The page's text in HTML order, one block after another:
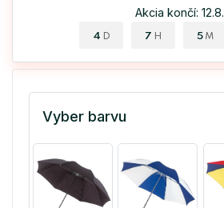
Akcia končí: 12.8.
4 D 7 H 5 M
Vyber barvu